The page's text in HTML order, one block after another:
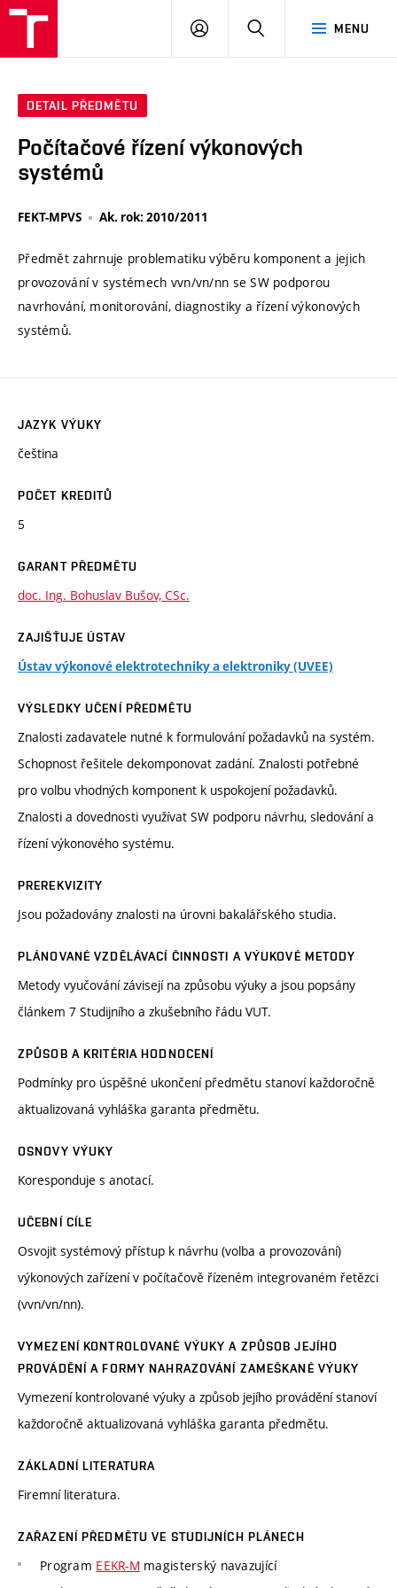
MENU
PŘIHLÁSIT
DETAIL PŘEDMĚTU
Počítačové řízení výkonových
systémů
FEKT-MPVS Ak. rok: 2010/2011
Předmět zahrnuje problematiku výběru komponent a jejich
provozování v systémech vvn/vn/nn se SW podporou
navrhování, monitorování, diagnostiky a řízení výkonových
systémů.
JAZYK VÝUKY
čeština
POČET KREDITŮ
5
GARANT PŘEDMĚTU
doc. Ing. Bohuslav Bušov, CSc.
ZAJIŠŤUJE ÚSTAV
Ústav výkonové elektrotechniky a elektroniky (UVEE)
VÝSLEDKY UČENÍ PŘEDMĚTU
Znalosti zadavatele nutné k formulování požadavků na systém.
Schopnost řešitele dekomponovat zadání. Znalosti potřebné
pro volbu vhodných komponent k uspokojení požadavků.
Znalosti a dovednosti využívat SW podporu návrhu, sledování a
řízení výkonového systému.
PREREKVIZITY
Jsou požadovány znalosti na úrovni bakalářského studia.
PLÁNOVANÉ VZDĚLÁVACÍ ČINNOSTI A VÝUKOVÉ METODY
Metody vyučování závisejí na způsobu výuky a jsou popsány
článkem 7 Studijního a zkušebního řádu VUT.
ZPŮSOB A KRITÉRIA HODNOCENÍ
Podmínky pro úspěšné ukončení předmětu stanoví každoročně
aktualizovaná vyhláška garanta předmětu.
OSNOVY VÝUKY
Koresponduje s anotací.
UČEBNÍ CÍLE
Osvojit systémový přístup k návrhu (volba a provozování)
výkonových zařízení v počítačově řízeném integrovaném řetězci
(vvn/vn/nn).
VYMEZENÍ KONTROLOVANÉ VÝUKY A ZPŮSOB JEJÍHO
PROVÁDĚNÍ A FORMY NAHRAZOVÁNÍ ZAMEŠKANÉ VÝUKY
Vymezení kontrolované výuky a způsob jejího provádění stanoví
každoročně aktualizovaná vyhláška garanta předmětu.
ZÁKLADNÍ LITERATURA
Firemní literatura.
ZAŘAZENÍ PŘEDMĚTU VE STUDIJNÍCH PLÁNECH
Program EEKR-M magisterský navazující